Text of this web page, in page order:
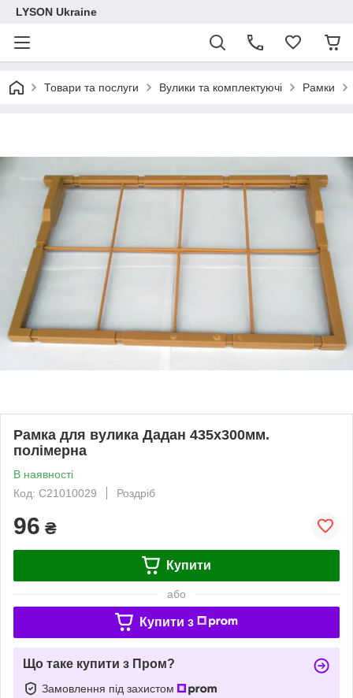
LYSON Ukraine
Товари та послуги Вулики та комплектуючі Рамки
Рамка для вулика Дадан 435х300мм.
полімерна
В наявності
Код: C21010029
Роздріб
96 ₴
Купити
або
Купити з
Що таке купити з Пром?
Замовлення під захистом